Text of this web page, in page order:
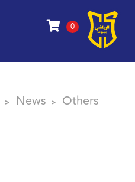
0
> News > Others